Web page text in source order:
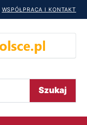
WSPÓŁPRACA I KONTAKT
Szukaj